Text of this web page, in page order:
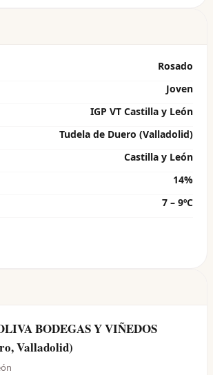
Rosado
Joven
IGP VT Castilla y León
Tudela de Duero (Valladolid)
Castilla y León
14%
7 – 9ºC
BODEGAS Y VIÑEDOS
Valladolid)